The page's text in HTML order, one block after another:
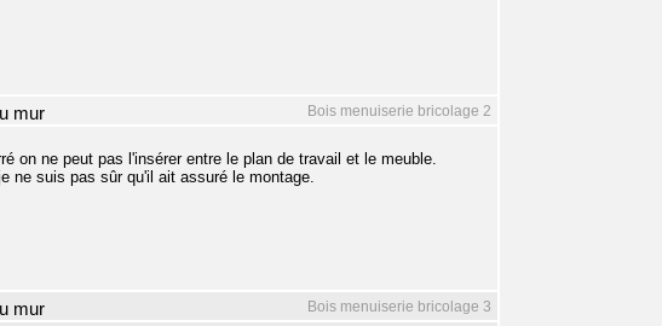
Bois menuiserie bricolage 2
mur
on ne peut pas l'insérer entre le plan de travail et le meuble.
ne suis pas sûr qu'il ait assuré le montage.
Bois menuiserie bricolage 3
mur